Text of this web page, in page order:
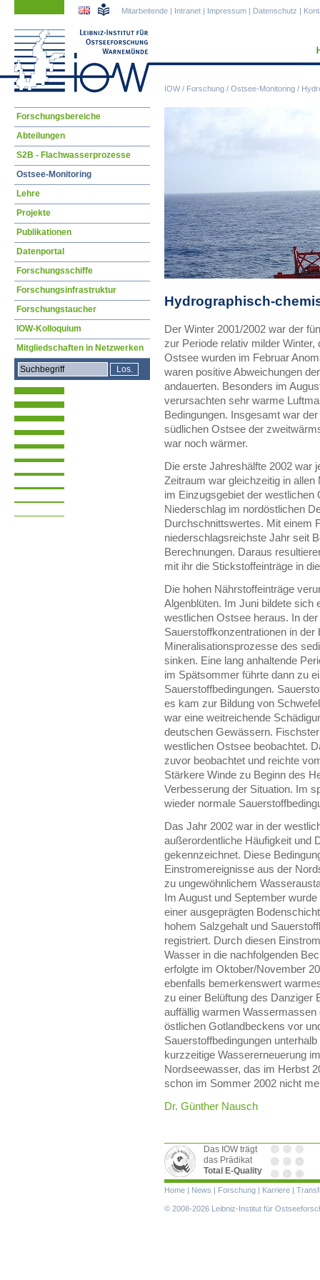
IOW/ Forschung / Ostsee-Monitoring /
Mitarbeitende | Intranet | Impressum | Datenschutz |
Hydrographisch-
Der Winter 2001/2002 war der
zur Periode relativ milder Winter,
Ostsee wurden im Februar
waren positive Abweichungen
andauerten. Besonders im
verursachten sehr warme
Bedingungen. Insgesamt war
südlichen Ostsee der
war noch wärmer.
Die erste Jahreshälfte 2002 war
Zeitraum war gleichzeitig in
im Einzugsgebiet der westlichen
Niederschlag im nordöstlichen
Durchschnittswertes. Mit einem
niederschlagsreichste Jahr seit
Berechnungen. Daraus
mit ihr die Stickstoffeinträge in
Die hohen Nährstoffeinträge
Algenblüten. Im Juni bildete sich
westlichen Ostsee heraus. In
Sauerstoffkonzentrationen in
Mineralisationsprozesse des
sinken. Eine lang anhaltende
im Spätsommer führte dann zu
Sauerstoffbedingungen.
es kam zur Bildung von
war eine weitreichende
deutschen Gewässern.
westlichen Ostsee beobachtet.
zuvor beobachtet und reichte
Stärkere Winde zu Beginn des
Verbesserung der Situation. Im
wieder normale
Das Jahr 2002 war in der
außerordentliche Häufigkeit und
gekennzeichnet. Diese
Einstromereignisse aus der
zu ungewöhnlichem
Im August und September
einer ausgeprägten
hohem Salzgehalt und
registriert. Durch diesen
Wasser in die nachfolgenden
erfolgte im Oktober/November
ebenfalls bemerkenswert
zu einer Belüftung des Danziger
auffällig warmen
östlichen Gotlandbeckens vor
Sauerstoffbedingungen
kurzzeitige Wassererneuerung
Nordseewasser, das im Herbst
schon im Sommer 2002 nicht
Dr. Günther Nausch
Navigation
überspringen
Forschungsbereiche
Abteilungen
S2B - Flachwasserprozesse
Ostsee-Monitoring
Lehre
Projekte
Publikationen
Datenportal
Forschungsschiffe
Forschungsinfrastruktur
Forschungstaucher
IOW-Kolloquium
Mitgliedschaften in Netzwerken
Das IOW trägt
das Prädikat
Total E-Quality
Navigation
Home News Forschung Karriere
© 2008-2026 Leibniz-Institut für